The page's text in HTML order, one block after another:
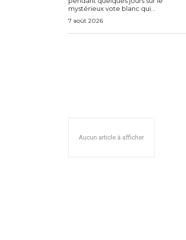
mystérieux vote blanc qui...
7 août 2026
Aucun article à afficher